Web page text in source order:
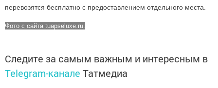
перевозятся бесплатно с предоставлением отдельного места.
Фото с сайта tuapseluxe.ru.
Следите за самым важным и интересным в
Telegram-канале Татмедиа